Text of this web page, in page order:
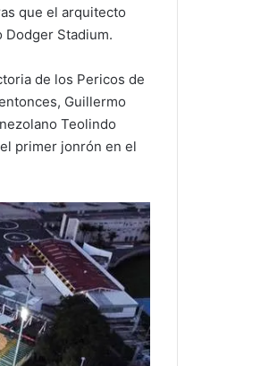
que el arquitecto
Stadium.
de los Pericos de
Guillermo
Teolindo
primer jonrón en el